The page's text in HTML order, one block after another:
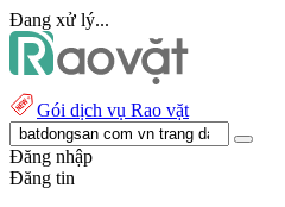
Đang xử lý...
Gói dịch vụ Rao vặt
Đăng nhập
Đăng tin